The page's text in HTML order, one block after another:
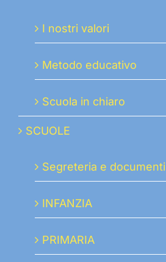
I nostri valori
Metodo educativo
Scuola in chiaro
SCUOLE
Segreteria e documenti
INFANZIA
PRIMARIA